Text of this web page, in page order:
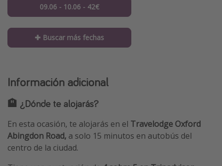
09.06 - 10.06 - 42€
✚ Buscar más fechas
Información adicional
🏨 ¿Dónde te alojarás?
En esta ocasión, te alojarás en el Travelodge Oxford
Abingdon Road, a solo 15 minutos en autobús del
centro de la ciudad.